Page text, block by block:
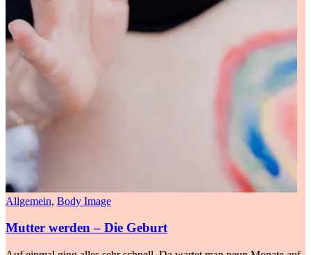
Allgemein, Body Image
Mutter werden – Die Geburt